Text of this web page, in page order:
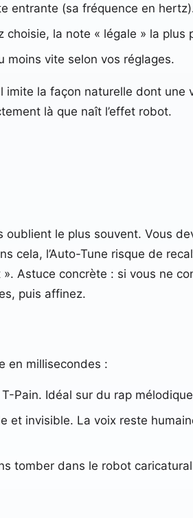
entrante (sa fréquence en
la note « légale » la plus
vite selon vos réglages.
la façon naturelle dont une
là que naît l’effet robot.
le plus souvent. Vous
cela, l’Auto-Tune risque de
Astuce concrète : si vous ne
puis affinez.
en millisecondes :
Pain. Idéal sur du rap
et invisible. La voix reste
tomber dans le robot